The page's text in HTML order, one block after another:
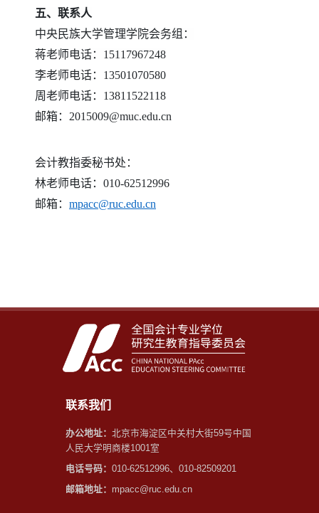
五、联系人
中央民族大学管理学院会务组：
蒋老师电话：15117967248
李老师电话：13501070580
周老师电话：13811522118
邮箱：2015009@muc.edu.cn
会计教指委秘书处：
林老师电话：010-62512996
邮箱： mpacc@ruc.edu.cn
联系我们
办公地址： 北京市海淀区中关村大街59号中国
人民大学明商楼1001室
电话号码： 010-62512996、010-82509201
邮箱地址： mpacc@ruc.edu.cn